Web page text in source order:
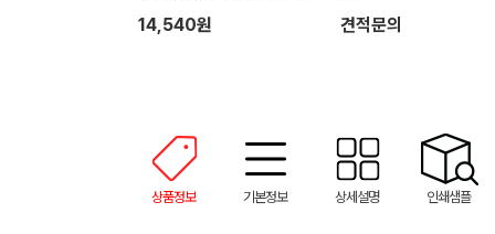
14,540원 견적문의
상품정보 기본정보 상세설명 인쇄샘플